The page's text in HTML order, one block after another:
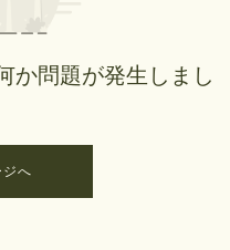
か問題が発生しまし
ジへ